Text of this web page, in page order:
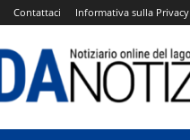
Contattaci Informativa sulla Privacy